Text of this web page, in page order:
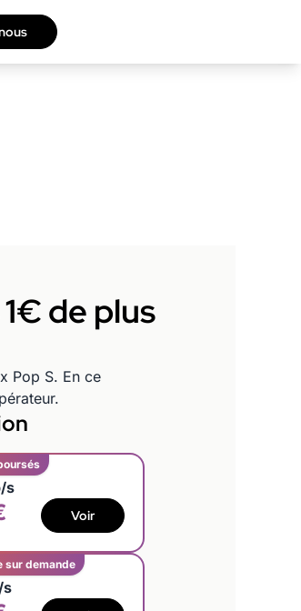
de plus
Pop S. En ce
s
Voir
sur demande
s